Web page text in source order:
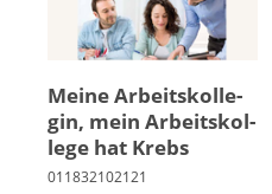
Mei­ne Ar­beits­kol­le­
gin, mein Ar­beits­kol­
le­ge hat Krebs